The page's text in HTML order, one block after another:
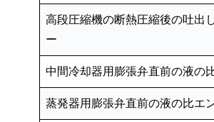
高段圧縮機の断熱圧縮後の吐出
ー
中間冷却器用膨張弁直前の液の
蒸発器用膨張弁直前の液の比エ